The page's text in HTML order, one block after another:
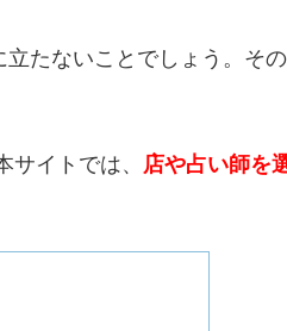
たないことでしょう。そ
イトでは、 店や占い師を